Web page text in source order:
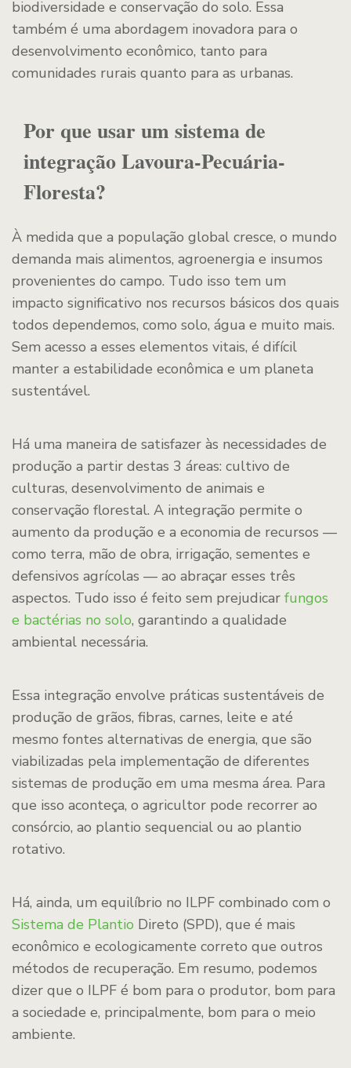
biodiversidade e conservação do solo. Essa
também é uma abordagem inovadora para o
desenvolvimento econômico, tanto para
comunidades rurais quanto para as urbanas.
Por que usar um sistema de
integração Lavoura-Pecuária-
Floresta?
À medida que a população global cresce, o mundo
demanda mais alimentos, agroenergia e insumos
provenientes do campo. Tudo isso tem um
impacto significativo nos recursos básicos dos quais
todos dependemos, como solo, água e muito mais.
Sem acesso a esses elementos vitais, é difícil
manter a estabilidade econômica e um planeta
sustentável.
Há uma maneira de satisfazer às necessidades de
produção a partir destas 3 áreas: cultivo de
culturas, desenvolvimento de animais e
conservação florestal. A integração permite o
aumento da produção e a economia de recursos —
como terra, mão de obra, irrigação, sementes e
defensivos agrícolas — ao abraçar esses três
aspectos. Tudo isso é feito sem prejudicar fungos
e bactérias no solo, garantindo a qualidade
ambiental necessária.
Essa integração envolve práticas sustentáveis de
produção de grãos, fibras, carnes, leite e até
mesmo fontes alternativas de energia, que são
viabilizadas pela implementação de diferentes
sistemas de produção em uma mesma área. Para
que isso aconteça, o agricultor pode recorrer ao
consórcio, ao plantio sequencial ou ao plantio
rotativo.
Há, ainda, um equilíbrio no ILPF combinado com o
Sistema de Plantio Direto (SPD), que é mais
econômico e ecologicamente correto que outros
métodos de recuperação. Em resumo, podemos
dizer que o ILPF é bom para o produtor, bom para
a sociedade e, principalmente, bom para o meio
ambiente.